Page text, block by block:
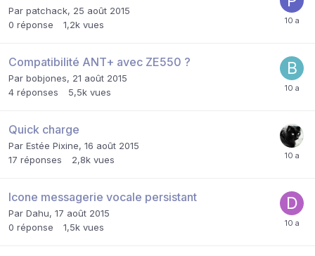
Par patchack, 25 août 2015
0 réponse 1,2k vues
Compatibilité ANT+ avec ZE550 ?
Par bobjones, 21 août 2015
4 réponses 5,5k vues
Quick charge
Par Estée Pixine, 16 août 2015
17 réponses 2,8k vues
Icone messagerie vocale persistant
Par Dahu, 17 août 2015
0 réponse 1,5k vues